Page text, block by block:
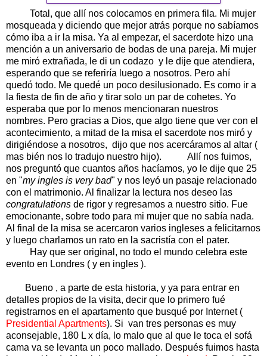
Total, que allí nos colocamos en primera fila. Mi mujer
mosqueada y diciendo que mejor atrás porque no sabíamos
cómo iba a ir la misa. Ya al empezar, el sacerdote hizo una
mención a un aniversario de bodas de una pareja. Mi mujer
me miró extrañada, le di un codazo y le dije que atendiera,
esperando que se referiría luego a nosotros. Pero ahí
quedó todo. Me quedé un poco desilusionado. Es como ir a
la fiesta de fin de año y tirar solo un par de cohetes. Yo
esperaba que por lo menos mencionaran nuestros
nombres. Pero gracias a Dios, que algo tiene que ver con el
acontecimiento, a mitad de la misa el sacerdote nos miró y
dirigiéndose a nosotros, dijo que nos acercáramos al altar (
mas bién nos lo tradujo nuestro hijo). Allí nos fuimos,
nos preguntó que cuantos años hacíamos, yo le dije que 25
en "my ingles is very bad" y nos leyó un pasaje relacionado
con el matrimonio. Al finalizar la lectura nos deseo las
congratulations de rigor y regresamos a nuestro sitio. Fue
emocionante, sobre todo para mi mujer que no sabía nada.
Al final de la misa se acercaron varios ingleses a felicitarnos
y luego charlamos un rato en la sacristía con el pater.
Hay que ser original, no todo el mundo celebra este
evento en Londres ( y en ingles ).
Bueno , a parte de esta historia, y ya para entrar en
detalles propios de la visita, decir que lo primero fué
registrarnos en el apartamento que busqué por Internet (
Presidential Apartments). Si van tres personas es muy
aconsejable, 180 L x día, lo malo que al que le toca el sofá
cama va se levanta un poco mallado. Después fuimos hasta